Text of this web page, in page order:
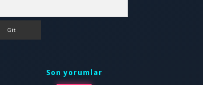
Son yorumlar